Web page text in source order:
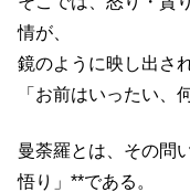
情が、
鏡のように映し出さ
「お前はいったい、
曼荼羅とは、その問
悟り」**である。